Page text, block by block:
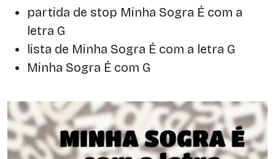
partida de stop Minha Sogra É com a
letra G
lista de Minha Sogra É com a letra G
Minha Sogra É com G